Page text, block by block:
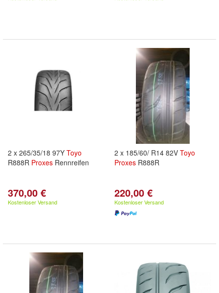
2 x 265/35/18 97Y Toyo
R888R Proxes Rennreifen
370,00 €
Kostenloser Versand
2 x 185/60/ R14 82V Toyo
Proxes R888R
220,00 €
Kostenloser Versand